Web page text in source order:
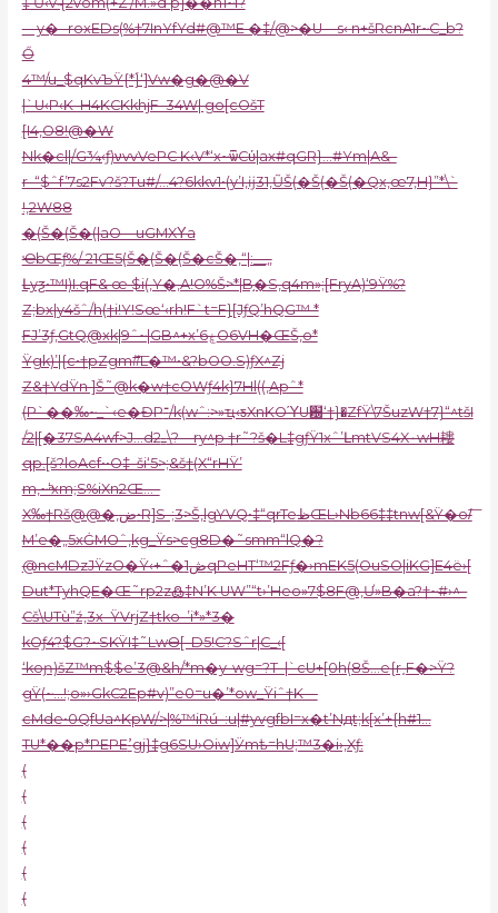
—y� -roxEDs(%†7InYfYd#@™E �‡/@>�U—s‹ n+šRcnA1r~C_b?
Ő
4™/u_$qKvЪŸ{*ۡ}‘]Vw�g�@�V
|`U‹P‹K–H4KCKkhjF–34W| go[cOšT
[I4‚O8!@�W
Nk�cl|/G¾‹ƒ)νvvVePC K‹V*‘x~ѿCύ|ax#qGR}…#Ym|A&–
r–“$ˆf’7s2Fv?š?Tu#/…4?6kkv1•(y’I,ĳ31,ŨŠ(�Š(�Š(�Qx‚œ7‚H}”*\`
!‚2W88
�(Š�(Š�(|aO—uGMXΥa
ҼbŒƒ%/ 21Œ5(Š�(Š�(Š�cŠ�‚“|:__„
Լyƺ•™I)I.qF& œ $i(‚Y�‚A!O%Š>*|B֣�S‚q4m»;[FryA)‘9Ÿ%?
Z;bx|y4šˆ/h(†i!Y!Sœ‘‹rh!F`t=F}[JƒQ’hQG™ *
FJ’3ƒ‚GtQ@xk|9ˆ~|GB^+x’6ۼO6VH�ŒŠ,o*
Ÿgk)’|{c•†pZgm#͞L�™•&?bOO.S)ƒX^Zj
Z&†YdŸn ]Š˜@k�w†cOWƒ4k}7Hl((,Apˆ*
(P`��‰~_`‹e�ĐP־/k(wˆ:>»ҵ‹ƽXnKOΎU԰‘†}�ZfŸ\7ŠuzW†7}“^tšI
/2|[�37SA4wf>J…d2ߺ\?—ry^p †r˜?š�L‡gƒŸ1xˆ’ԼmtVS4X۰wH耬
qp.[š?loAcf••O‡–ši‘5>;&š†(X“rHŸ’
m‚~‘ͣxm;S%iXn2Œ…–
X‰†Rš@@�‚ض•R]S-;3>Š,lgYVQ•‡“qrTeظŒL›Nb66‡‡tnw[&Ÿ�o/͞
M’e�„5xĠMOˆ,kg_Ÿs>cg8D�˜smm“lQ�?
@ncMDzJŸzO�Ÿ‹+ˆ�ڞ1qPeHT‘™2Fƒ�›mEK5(OuSO|iKG]E4ë›[
Dut*TyhQE�Œ˜rp2z߷‡N’K UW”“t›’Heo»7$8F@‚Ư»B�a?†~#›^–
Cš\UTù”ź‚3x–ŸVrjZ†tko–’i*»*3�
kOƒ4?$G?~SKŸI‡˜LwӨ[–D5!C?Sˆr|C_‹[
‘koɲ)šZ™m$$e’3@&h/*m�y-wg=?T–|`cU+[0h(8Š…e{r˰F�>Ÿ?
gŸ(~…!;o»›GkC2Ep#v)”e0=u�’*ow_Ÿiˆ†K—
cMde•0QfUa^KpW/>|%™iRú–:u|#yvgfbI=x�t’Nдt;k[x’+{h#1…
TU*��p*PEPEߴgj}‡g6SU›Oiw]Ӱmѣ=hU;™3�i›‚Xƒ:
(
(
(
(
(
(